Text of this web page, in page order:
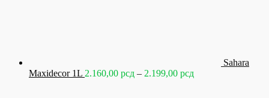
Sahara
Maxidecor 1L 2.160,00 рсд – 2.199,00 рсдRaspon